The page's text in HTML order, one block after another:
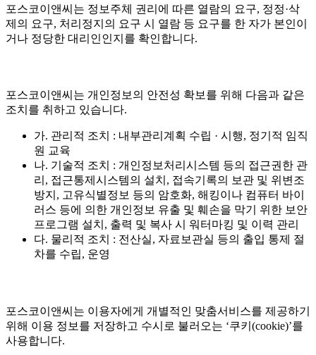
포스코이앤씨는 정보주체 권리에 따른 열람의 요구, 정정·삭
제의 요구, 처리정지의 요구 시 열람 등 요구를 한 자가 본인이
거나 정당한 대리인인지를 확인합니다.
포스코이앤씨는 개인정보의 안전성 확보를 위해 다음과 같은
조치를 취하고 있습니다.
가. 관리적 조치 : 내부관리계획 수립 · 시행, 정기적 임직
원 교육
나. 기술적 조치 : 개인정보처리시스템 등의 접근권한 관
리, 접근통제시스템의 설치, 접속기록의 보관 및 위변조
방지, 고유식별정보 등의 암호화, 해킹이나 컴퓨터 바이
러스 등에 의한 개인정보 유출 및 훼손을 막기 위한 보안
프로그램 설치, 출력 및 복사 시 워터마킹 및 이력 관리
다. 물리적 조치 : 전산실, 자료보관실 등의 출입 통제 절
차를 수립, 운영
포스코이앤씨는 이용자에게 개별적인 맞춤서비스를 제공하기
위해 이용 정보를 저장하고 수시로 불러오는 ‘쿠키(cookie)’를
사용합니다.